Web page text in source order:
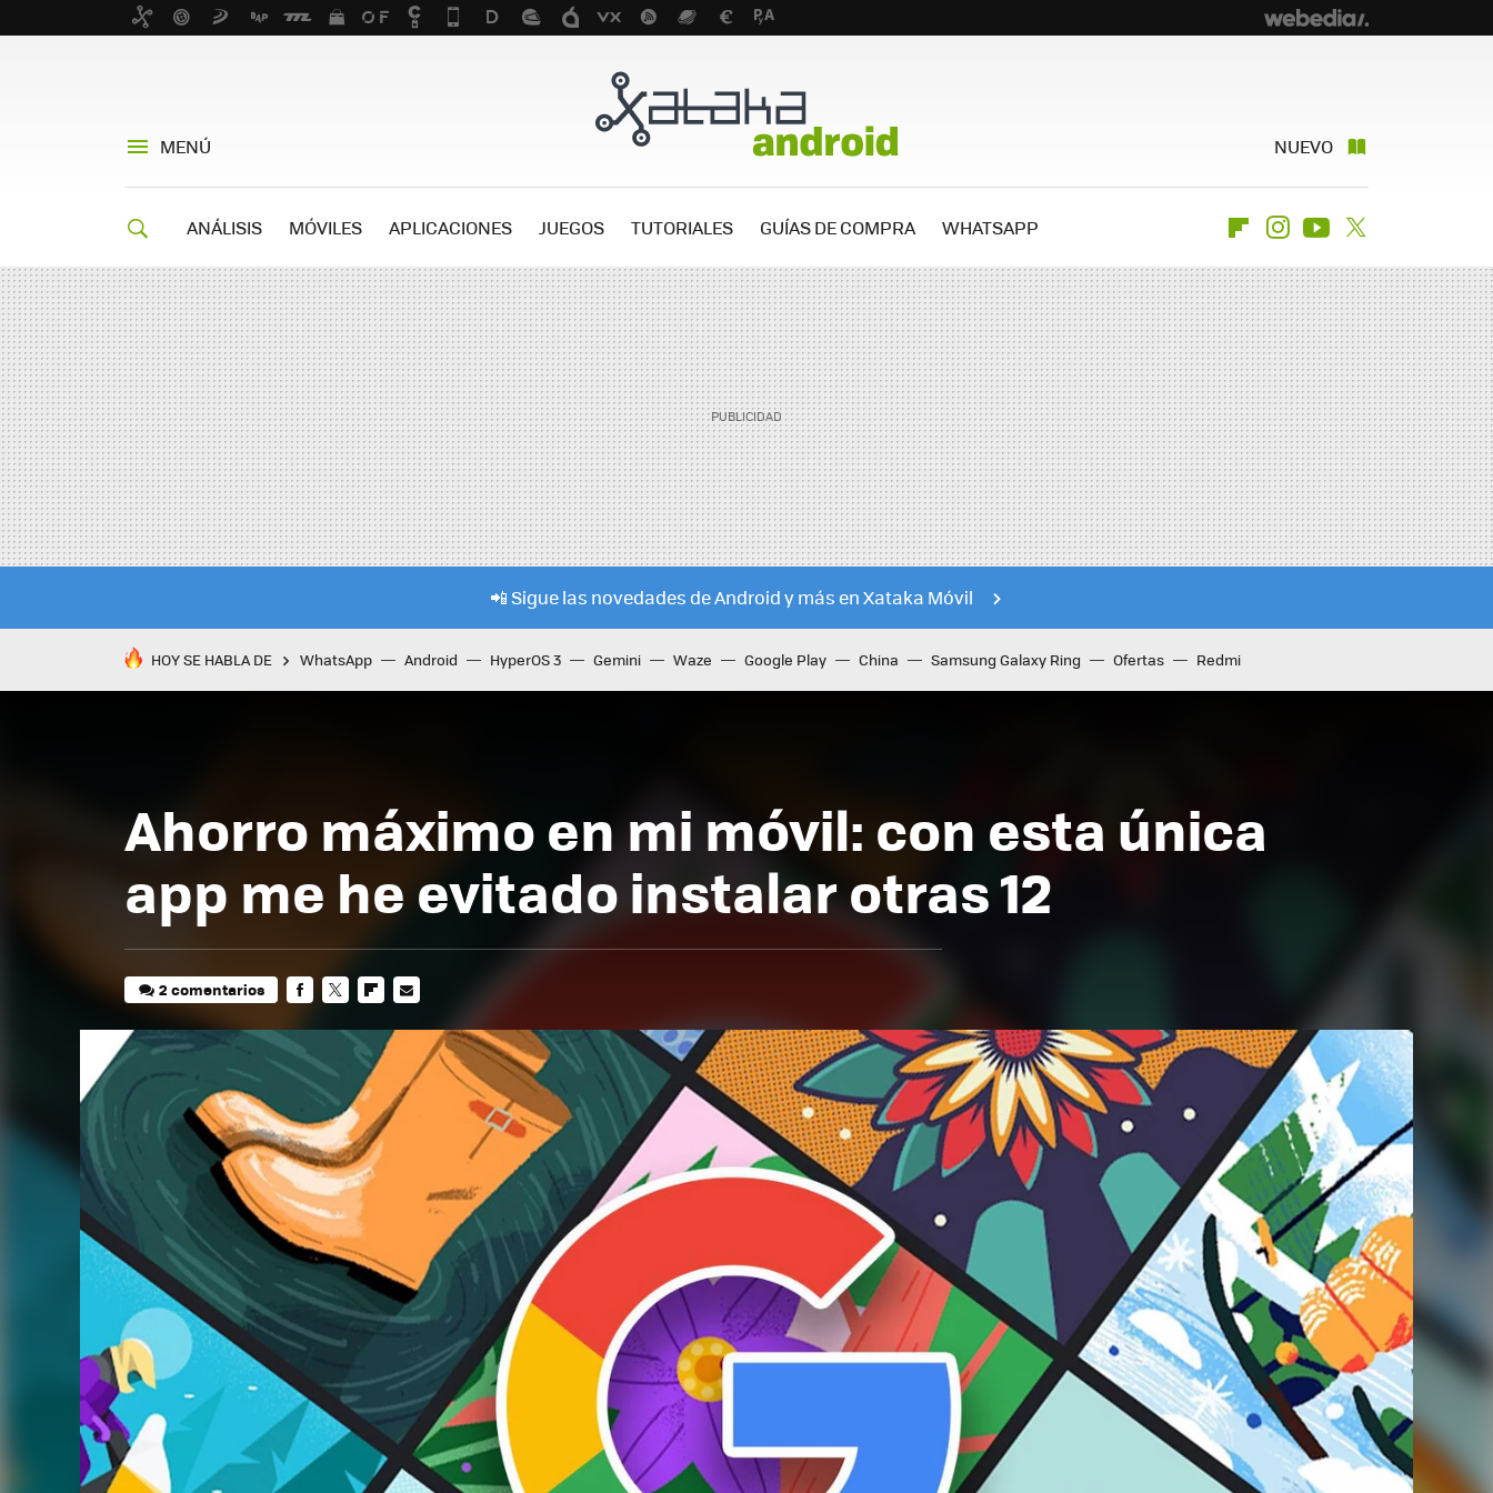
MENÚ NUEVO
ANÁLISIS MÓVILES APLICACIONES JUEGOS TUTORIALES GUÍAS DE COMPRA WHATSAPP FlipboardInstagramYoutube
📲 Sigue las novedades de Android y más en Xataka Móvil
HOY SE HABLA DE WhatsApp Android HyperOS 3 Gemini Waze Google Play China Samsung Galaxy Ring Ofertas Redmi
Ahorro máximo en mi móvil: con esta única
app me he evitado instalar otras 12
2 comentarios
MAIL